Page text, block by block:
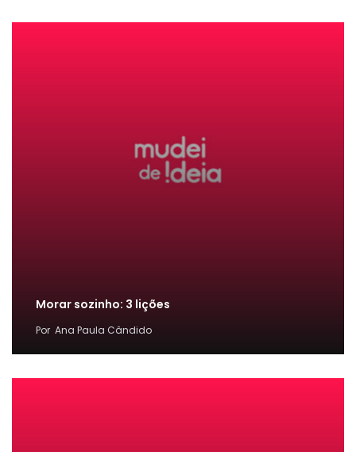
Morar sozinho: 3 lições
Por Ana Paula Cândido